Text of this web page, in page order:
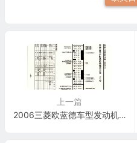
上一篇
2006三菱欧蓝德车型发动机电脑板控制模块针脚146针 端子图